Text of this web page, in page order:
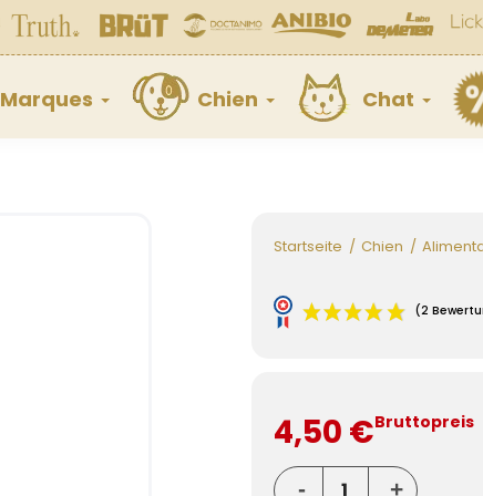
Marques Chien Chat
Startseite Chien
4,50 €Bruttopreis